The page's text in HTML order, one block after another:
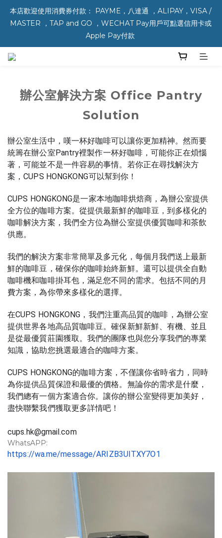
本店歡迎使用消費券付款： PAYME，八達通 ，ALIPAY，VISA /
MASTER ，TAP and GO ，WECHAT Pay用戶可點選信用卡或
Apple Pay付款
辦公室解決方案 Office Pantry
Solution
辦公室生活中，嘆一杯好咖啡可以讓你更加精神。然而要
統籌在辦公室Pantry裡製作一杯好咖啡，可能你正在煩惱
著，可能並不是一件容易的事情。若你正在尋找解決方
案，CUPS HONGKONG可以幫到你！
CUPS HONGKONG是一家本地咖啡烘焙商，為辦公室提供
全方位的咖啡方案。從提供最新鮮的咖啡豆，到多樣化的
咖啡解決方案，我們全方位為辦公室提供優質咖啡和茶飲
供應。
我們的解決方案非常簡單及多元化，每個月我們送上最新
鮮的咖啡豆，確保你的咖啡始終新鮮。還可以提供全自動
咖啡機和咖啡掛耳包，滿足您不同的需求。包括不同的月
費方案，為你帶來多樣化的選擇。
在CUPS HONGKONG，我們注重高品質的咖啡，為辦公室
提供世界各地高品質咖啡豆。確保新鮮新鮮、有機、並且
是從最優質莊園獲取。我們的團隊也與您分享我們的專業
知識，協助您挑選最適合的咖啡方案。
CUPS HONGKONG的咖啡方案，不僅讓你省時省力，同時
為你提供品質保證和最優的價格。無論你的需求是什麼，
我們總有一個方案適合你。讓你的辦公室變得更加美好，
盡快聯繫我們獲取更多詳情吧！
cups.hk@gmail.com
WhatsAPP:
https://wa.me/message/ARIZB3UITXY7O1